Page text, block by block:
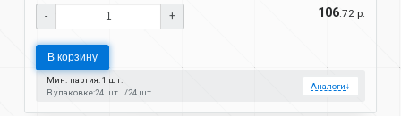
- + 106 .72 р.
В корзину
Мин. партия: 1 шт.
В упаковке:24 шт. 24 шт.
Аналоги↓